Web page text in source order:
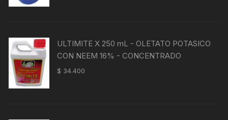
ULTIMITE X 250 mL - OLETATO POTASICO
CON NEEM 16% - CONCENTRADO
$ 34.400